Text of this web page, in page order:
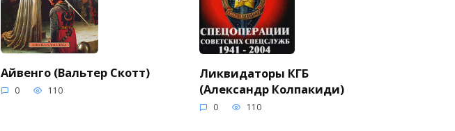
Айвенго (Вальтер Скотт)
0 110
Ликвидаторы КГБ
(Александр Колпакиди)
0 110